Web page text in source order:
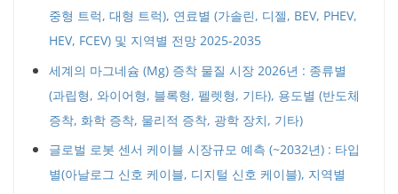
중형 트럭, 대형 트럭), 연료별 (가솔린, 디젤, BEV, PHEV,
HEV, FCEV) 및 지역별 전망 2025-2035
세계의 마그네슘 (Mg) 증착 물질 시장 2026년 : 종류별
(과립형, 와이어형, 블록형, 펠렛형, 기타), 용도별 (반도체
증착, 화학 증착, 물리적 증착, 광학 장치, 기타)
글로벌 로봇 센서 케이블 시장규모 예측 (~2032년) : 타입
별(아날로그 신호 케이블, 디지털 신호 케이블), 지역별